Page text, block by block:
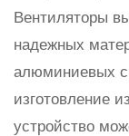
Вентиляторы
надежных
алюминиевых
изготовление
устройство